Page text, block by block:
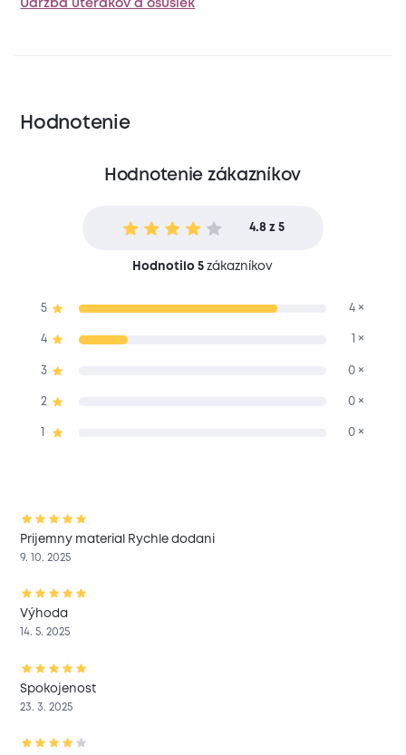
Údržba uterákov a osušiek
Hodnotenie
Hodnotenie zákazníkov
4.8 z 5
Hodnotilo 5 zákazníkov
5 4 ×
4 1 ×
3 0 ×
2 0 ×
0 ×
Prijemny material Rychle dodani
9. 10. 2025
Výhoda
14. 5. 2025
Spokojenost
23. 3. 2025